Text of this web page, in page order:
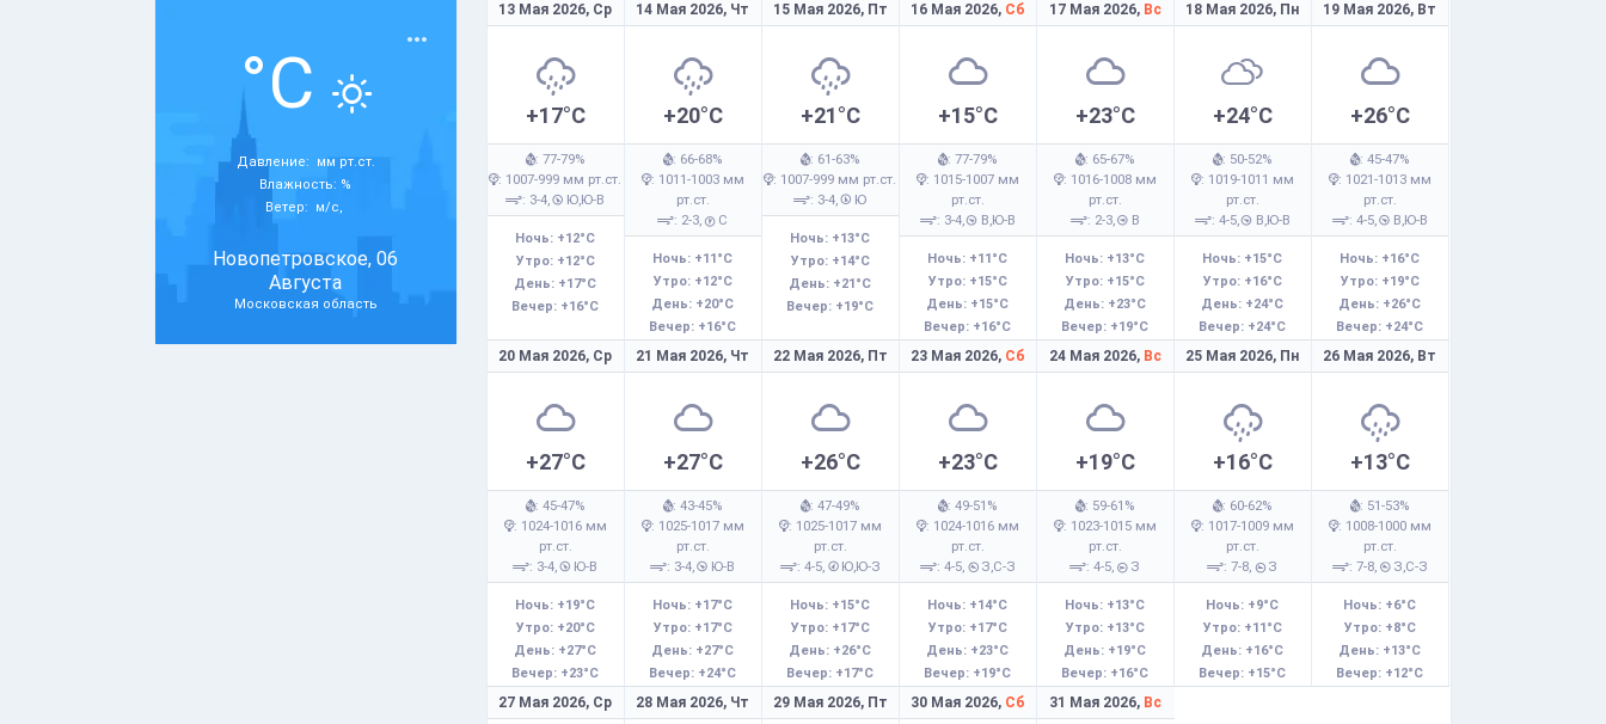
°C
Давление: мм рт.ст.
Влажность: %
Ветер: м/с,
Новопетровское, 06
Августа
Московская область
13 Мая 2026, Ср
+17°C
: 77-79%
: 1007-999 мм рт.ст.
: 3-4,
Ю,Ю-В
Ночь: +12°C
Утро: +12°C
День: +17°C
Вечер: +16°C
14 Мая 2026, Чт
+20°C
: 66-68%
: 1011-1003 мм
рт.ст.
: 2-3, С
Ночь: +11°C
Утро: +12°C
День: +20°C
Вечер: +16°C
15 Мая 2026, Пт
+21°C
: 61-63%
: 1007-999 мм рт.ст.
: 3-4,
Ю
Ночь: +13°C
Утро: +14°C
День: +21°C
Вечер: +19°C
16 Мая 2026, Сб
+15°C
: 77-79%
: 1015-1007 мм
рт.ст.
: 3-4,
В,Ю-В
Ночь: +11°C
Утро: +15°C
День: +15°C
Вечер: +16°C
17 Мая 2026, Вс
+23°C
: 65-67%
: 1016-1008 мм
рт.ст.
: 2-3, В
Ночь: +13°C
Утро: +15°C
День: +23°C
Вечер: +19°C
18 Мая 2026, Пн
+24°C
: 50-52%
: 1019-1011 мм
рт.ст.
: 4-5,
В,Ю-В
Ночь: +15°C
Утро: +16°C
День: +24°C
Вечер: +24°C
19 Мая 2026, Вт
+26°C
: 45-47%
: 1021-1013 мм
рт.ст.
: 4-5, В,Ю-В
Ночь: +16°C
Утро: +19°C
День: +26°C
Вечер: +24°C
20 Мая 2026, Ср
+27°C
: 45-47%
: 1024-1016 мм
рт.ст.
: 3-4,
Ю-В
Ночь: +19°C
Утро: +20°C
День: +27°C
Вечер: +23°C
21 Мая 2026, Чт
+27°C
: 43-45%
: 1025-1017 мм
рт.ст.
: 3-4,
Ю-В
Ночь: +17°C
Утро: +17°C
День: +27°C
Вечер: +24°C
22 Мая 2026, Пт
+26°C
: 47-49%
: 1025-1017 мм
рт.ст.
: 4-5,
Ю,Ю-З
Ночь: +15°C
Утро: +17°C
День: +26°C
Вечер: +17°C
23 Мая 2026, Сб
+23°C
: 49-51%
: 1024-1016 мм
рт.ст.
: 4-5,
З,С-З
Ночь: +14°C
Утро: +17°C
День: +23°C
Вечер: +19°C
24 Мая 2026, Вс
+19°C
: 59-61%
: 1023-1015 мм
рт.ст.
: 4-5, З
Ночь: +13°C
Утро: +13°C
День: +19°C
Вечер: +16°C
25 Мая 2026, Пн
+16°C
: 60-62%
: 1017-1009 мм
рт.ст.
: 7-8, З
Ночь: +9°C
Утро: +11°C
День: +16°C
Вечер: +15°C
26 Мая 2026, Вт
+13°C
: 51-53%
: 1008-1000 мм
рт.ст.
: 7-8,
З,С-З
Ночь: +6°C
Утро: +8°C
День: +13°C
Вечер: +12°C
27 Мая 2026, Ср 28 Мая 2026, Чт 29 Мая 2026, Пт 30 Мая 2026, Сб 31 Мая 2026, Вс